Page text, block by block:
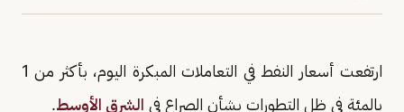
ارتفعت أسعار النفط في التعاملات المبكرة اليوم، بأكثر من 1
بالمئة في ظل التطورات بشأن الصراع في الشرق الأوسط.